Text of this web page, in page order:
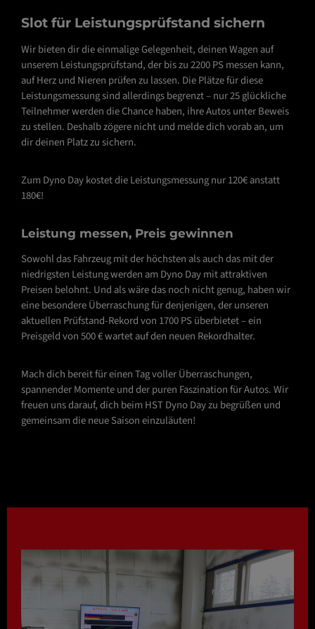
Slot für Leistungsprüfstand sichern
Wir bieten dir die einmalige Gelegenheit, deinen Wagen auf
unserem Leistungsprüfstand, der bis zu 2200 PS messen kann,
auf Herz und Nieren prüfen zu lassen. Die Plätze für diese
Leistungsmessung sind allerdings begrenzt – nur 25 glückliche
Teilnehmer werden die Chance haben, ihre Autos unter Beweis
zu stellen. Deshalb zögere nicht und melde dich vorab an, um
dir deinen Platz zu sichern.
Zum Dyno Day kostet die Leistungsmessung nur 120€ anstatt
180€!
Leistung messen, Preis gewinnen
Sowohl das Fahrzeug mit der höchsten als auch das mit der
niedrigsten Leistung werden am Dyno Day mit attraktiven
Preisen belohnt. Und als wäre das noch nicht genug, haben wir
eine besondere Überraschung für denjenigen, der unseren
aktuellen Prüfstand-Rekord von 1700 PS überbietet – ein
Preisgeld von 500 € wartet auf den neuen Rekordhalter.
Mach dich bereit für einen Tag voller Überraschungen,
spannender Momente und der puren Faszination für Autos. Wir
freuen uns darauf, dich beim HST Dyno Day zu begrüßen und
gemeinsam die neue Saison einzuläuten!